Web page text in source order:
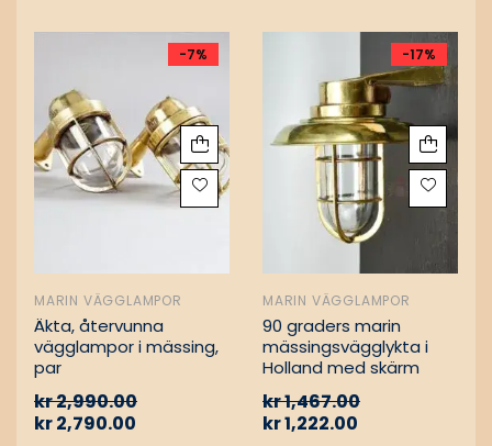
-7%
MARIN VÄGGLAMPOR
Äkta, återvunna
vägglampor i mässing,
par
kr2,990.00
kr2,790.00
-17%
MARIN VÄGGLAMPOR
90 graders marin
mässingsvägglykta i
Holland med skärm
kr1,467.00
kr1,222.00